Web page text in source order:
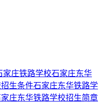
家庄铁路学校石家庄东华
生条件石家庄东华铁路学
庄东华铁路学校招生简章